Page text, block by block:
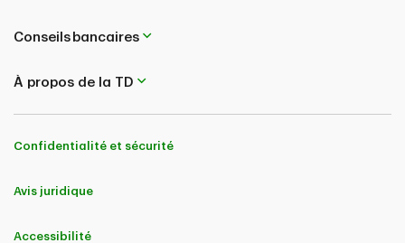
Conseils bancaires
À propos de la TD
Confidentialité et sécurité
Avis juridique
Accessibilité